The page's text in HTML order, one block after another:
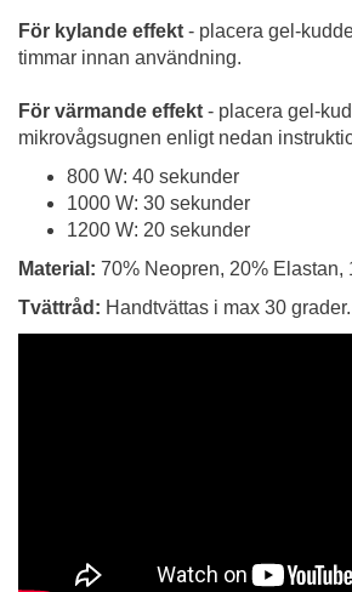
För kylande effekt - placera gel-
timmar innan användning.
För värmande effekt - placera gel-
mikrovågsugnen enligt nedan
800 W: 40 sekunder
1000 W: 30 sekunder
1200 W: 20 sekunder
Material: 70% Neopren, 20% Elastan,
Tvättråd: Handtvättas i max 30